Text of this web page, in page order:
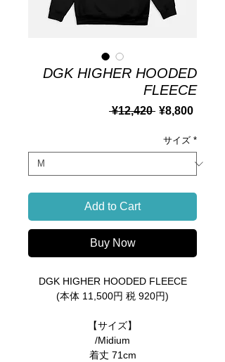
DGK HIGHER HOODED
FLEECE
¥12,420 Regular
¥8,800Sale
サイズ *
Add to Cart
Buy Now
DGK HIGHER HOODED FLEECE
(本体 11,500円 税 920円)
【サイズ】
/Midium
着丈 71cm